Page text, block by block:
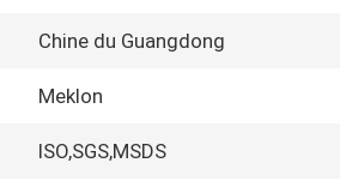
Chine du Guangdong
Meklon
ISO,SGS,MSDS